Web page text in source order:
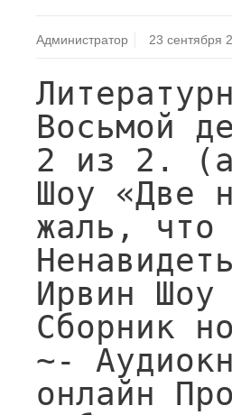
Администратор 23 сентября
Восьмой
2 из 2.
Шоу «Две
жаль, что
Ирвин
Сборник
~-
онлайн